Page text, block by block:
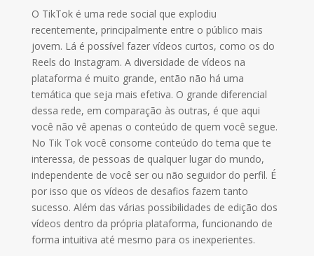
O TikTok é uma rede social que explodiu
recentemente, principalmente entre o público mais
jovem. Lá é possível fazer vídeos curtos, como os do
Reels do Instagram. A diversidade de vídeos na
plataforma é muito grande, então não há uma
temática que seja mais efetiva. O grande diferencial
dessa rede, em comparação às outras, é que aqui
você não vê apenas o conteúdo de quem você segue.
No Tik Tok você consome conteúdo do tema que te
interessa, de pessoas de qualquer lugar do mundo,
independente de você ser ou não seguidor do perfil. É
por isso que os vídeos de desafios fazem tanto
sucesso. Além das várias possibilidades de edição dos
vídeos dentro da própria plataforma, funcionando de
forma intuitiva até mesmo para os inexperientes.